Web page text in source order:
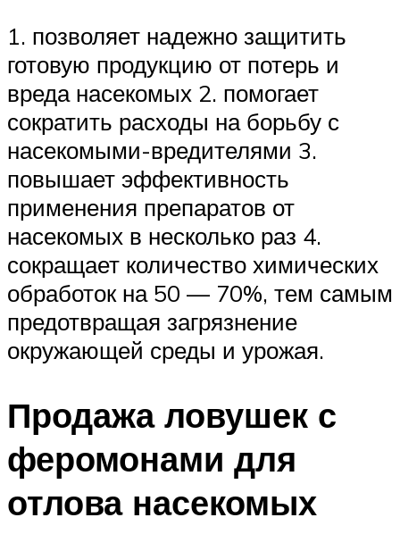
1. позволяет надежно защитить
готовую продукцию от потерь и
вреда насекомых 2. помогает
сократить расходы на борьбу с
насекомыми-вредителями 3.
повышает эффективность
применения препаратов от
насекомых в несколько раз 4.
сокращает количество химических
обработок на 50 — 70%, тем самым
предотвращая загрязнение
окружающей среды и урожая.
Продажа ловушек с
феромонами для
отлова насекомых